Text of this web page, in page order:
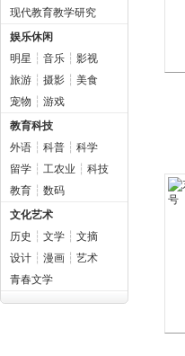
现代教育教学研究
娱乐休闲
明星 ┆ 音乐 ┆ 影视
旅游 ┆ 摄影 ┆ 美食
宠物 ┆ 游戏
教育科技
外语 ┆ 科普 ┆ 科学
留学 ┆ 工农业 ┆ 科技
教育 ┆ 数码
文化艺术
历史 ┆ 文学 ┆ 文摘
设计 ┆ 漫画 ┆ 艺术
青春文学